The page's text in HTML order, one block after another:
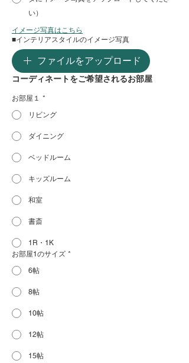
い）
イメージ写真はこちら
■インテリアスタイルのイメージ写真
ファイルをアップロード
コーディネートをご希望されるお部屋
お部屋１ *
リビング
ダイニング
ベッドルーム
キッズルーム
和室
書斎
1R・1K
お部屋1のサイズ *
6帖
8帖
10帖
12帖
15帖